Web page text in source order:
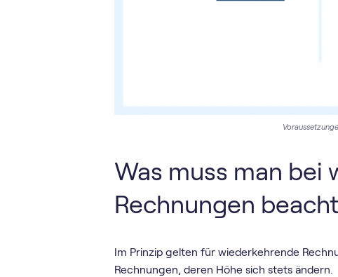
Was muss man bei
Rechnungen
Im Prinzip gelten für wiederkehrende
Rechnungen, deren Höhe sich stets ändern.